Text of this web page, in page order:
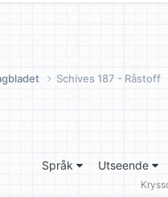
Schives 187 - Råstoff
Språk Utseende